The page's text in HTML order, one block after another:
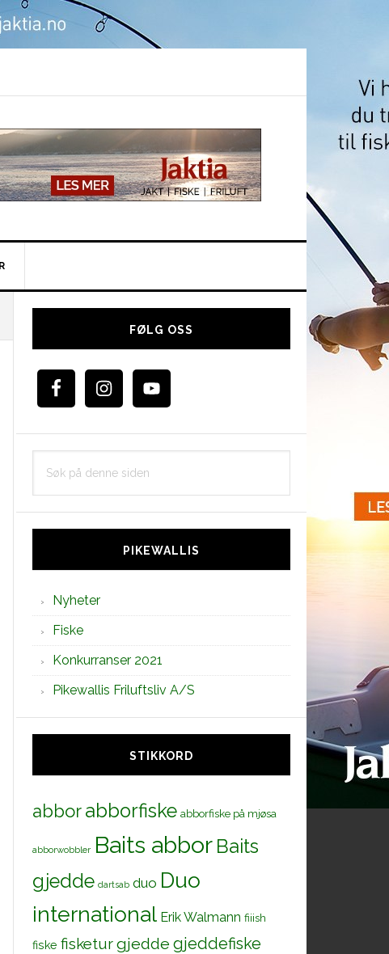
Hoved
FØLG OSS
PIKEWALLIS
Nyheter
Fiske
Konkurranser 2021
Pikewallis Friluftsliv A/S
STIKKORD
abborabborfiske abborfiske på mjøsa
abborwobbler Baits abbor Baits
gjedde dartsab duo Duo
international Erik Walmann fiiish
fiske fisketurgjedde gjeddefiske